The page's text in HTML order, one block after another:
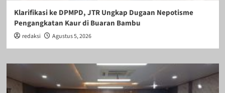
Klarifikasi ke DPMPD, JTR Ungkap Dugaan Nepotisme
Pengangkatan Kaur di Buaran Bambu
redaksi Agustus 5, 2026